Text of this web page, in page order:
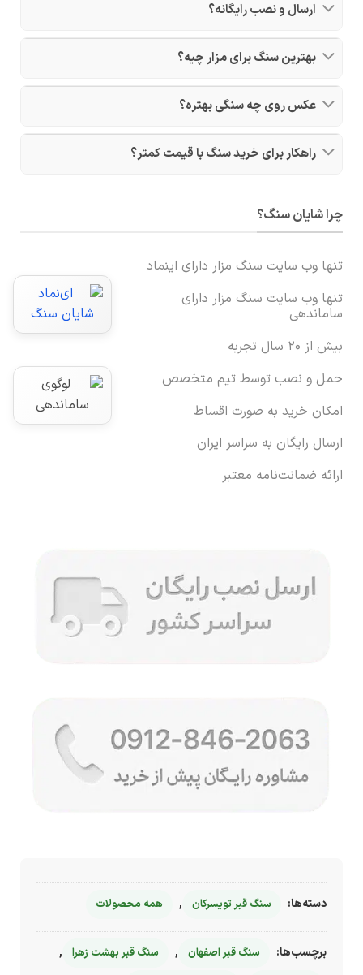
ارسال و نصب رایگانه؟
بهترین سنگ برای مزار چیه؟
عکس روی چه سنگی بهتره؟
راهکار برای خرید سنگ با قیمت کمتر؟
چرا شایان سنگ؟
تنها وب سایت سنگ مزار دارای اینماد
تنها وب سایت سنگ مزار دارای
ساماندهی
بیش از ۲۰ سال تجربه
حمل و نصب توسط تیم متخصص
امکان خرید به صورت اقساط
ارسال رایگان به سراسر ایران
ارائه ضمانت‌نامه معتبر
دسته‌ها: سنگ قبر تویسرکان , همه محصولات
برچسب‌ها: سنگ قبر اصفهان , سنگ قبر بهشت زهرا ,